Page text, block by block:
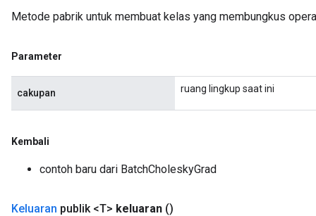
Metode pabrik untuk membuat kelas yang membungkus
Parameter
cakupan ruang lingkup saat ini
Kembali
contoh baru dari BatchCholeskyGrad
Keluaran publik <T> keluaran ()